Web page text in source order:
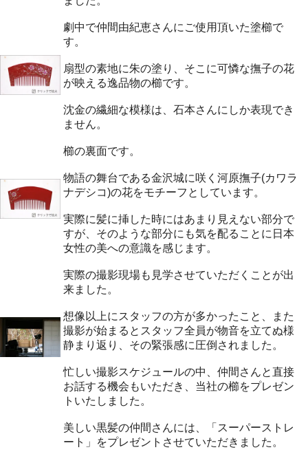
劇中で仲間由紀恵さんにご使用頂いた塗櫛で
す。
扇型の素地に朱の塗り、そこに可憐な撫子の花
が映える逸品物の櫛です。
沈金の繊細な模様は、石本さんにしか表現でき
ません。
櫛の裏面です。
物語の舞台である金沢城に咲く河原撫子(カワラ
ナデシコ)の花をモチーフとしています。
実際に髪に挿した時にはあまり見えない部分で
すが、そのような部分にも気を配ることに日本
女性の美への意識を感じます。
実際の撮影現場も見学させていただくことが出
来ました。
想像以上にスタッフの方が多かったこと、また
撮影が始まるとスタッフ全員が物音を立てぬ様
静まり返り、その緊張感に圧倒されました。
忙しい撮影スケジュールの中、仲間さんと直接
お話する機会もいただき、当社の櫛をプレゼン
トいたしました。
美しい黒髪の仲間さんには、「スーパーストレ
ート」をプレゼントさせていただきました。